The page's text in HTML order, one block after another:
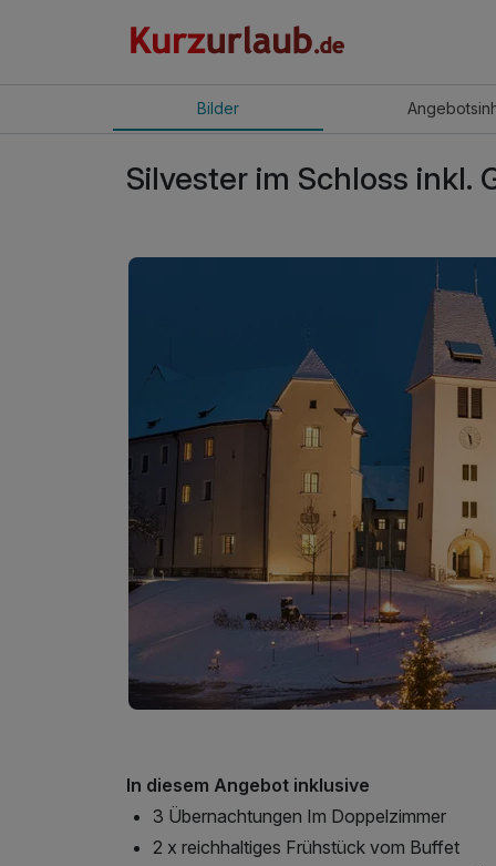
Bilder Angebot
Silvester im Schloss inkl.
In diesem Angebot inklusive
3 Übernachtungen Im Doppelzimmer
2 x reichhaltiges Frühstück vom Buffet